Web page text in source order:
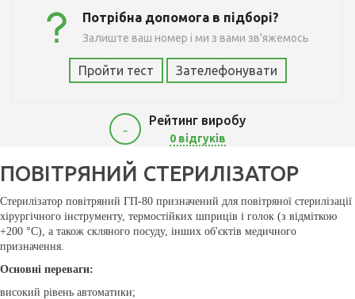
Потрібна допомога в підборі?
Залиште ваш номер і ми з вами зв'яжемось
Пройти тест Зателефонувати
-
Рейтинг виробу
0 відгуків
24700
ПОВІТРЯНИЙ СТЕРИЛІЗАТОР
Стерилізатор повітряний ГП-80 призначений для повітряної стерилізації
хірургічного інструменту, термостійких шприців і голок (з відміткою
+200 °С), а також скляного посуду, інших об'єктів медичного
призначення.
Основні переваги:
високий рівень автоматики;